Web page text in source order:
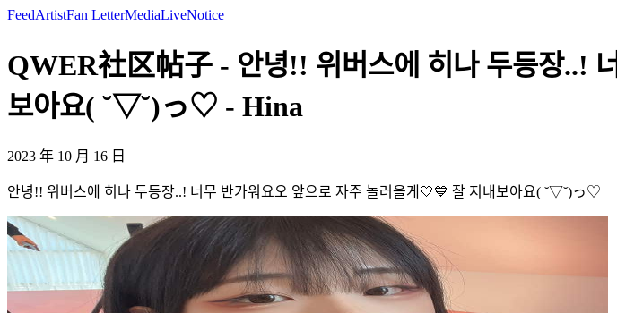
FeedArtistFan LetterMediaLiveNotice
QWER社区帖子 - 안녕!! 위버스에 히나 두등장..!
보아요( ˘▽˘)っ♡ - Hina
2023 年 10 月 16 日
안녕!! 위버스에 히나 두등장..! 너무 반가워요오 앞으로 자주 놀러올게🤍💙 잘 지내보아요( ˘▽˘)っ♡